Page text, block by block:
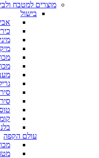
מוצרים למטבח
בישול
עולם הקפה